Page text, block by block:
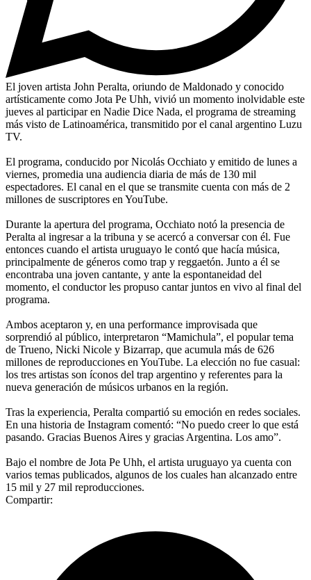
El joven artista John Peralta, oriundo de Maldonado y conocido
artísticamente como Jota Pe Uhh, vivió un momento inolvidable este
jueves al participar en Nadie Dice Nada, el programa de streaming
más visto de Latinoamérica, transmitido por el canal argentino Luzu
TV.
El programa, conducido por Nicolás Occhiato y emitido de lunes a
viernes, promedia una audiencia diaria de más de 130 mil
espectadores. El canal en el que se transmite cuenta con más de 2
millones de suscriptores en YouTube.
Durante la apertura del programa, Occhiato notó la presencia de
Peralta al ingresar a la tribuna y se acercó a conversar con él. Fue
entonces cuando el artista uruguayo le contó que hacía música,
principalmente de géneros como trap y reggaetón. Junto a él se
encontraba una joven cantante, y ante la espontaneidad del
momento, el conductor les propuso cantar juntos en vivo al final del
programa.
Ambos aceptaron y, en una performance improvisada que
sorprendió al público, interpretaron “Mamichula”, el popular tema
de Trueno, Nicki Nicole y Bizarrap, que acumula más de 626
millones de reproducciones en YouTube. La elección no fue casual:
los tres artistas son íconos del trap argentino y referentes para la
nueva generación de músicos urbanos en la región.
Tras la experiencia, Peralta compartió su emoción en redes sociales.
En una historia de Instagram comentó: “No puedo creer lo que está
pasando. Gracias Buenos Aires y gracias Argentina. Los amo”.
Bajo el nombre de Jota Pe Uhh, el artista uruguayo ya cuenta con
varios temas publicados, algunos de los cuales han alcanzado entre
15 mil y 27 mil reproducciones.
Compartir: